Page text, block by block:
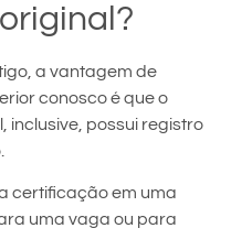
a vantagem de
conosco é que o
inclusive, possui registro
certificação em uma
uma vaga ou para